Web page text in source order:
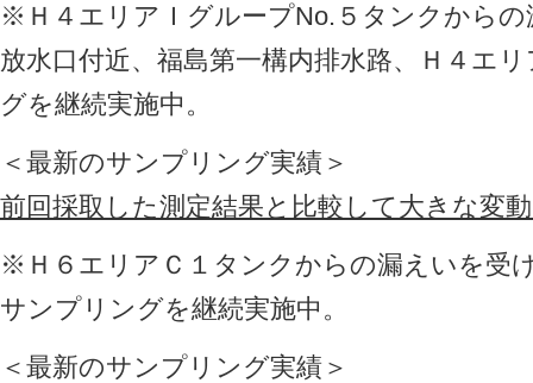
※Ｈ４エリアＩグループNo.５タンクから
放水口付近、福島第一構内排水路、Ｈ４エ
グを継続実施中。
＜最新のサンプリング実績＞
前回採取した測定結果と比較して大きな変
※Ｈ６エリアＣ１タンクからの漏えいを受
サンプリングを継続実施中。
＜最新のサンプリング実績＞